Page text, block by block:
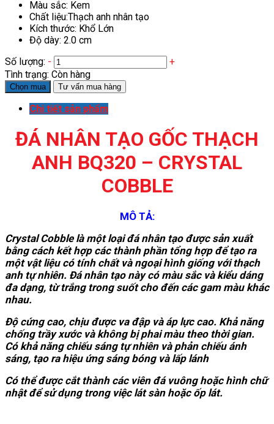
Màu sắc: Kem
Chất liệu:Thạch anh nhân tạo
Kích thước: Khổ Lớn
Độ dày: 2.0 cm
Số lượng: -
+
Tình trạng: Còn hàng
Chọn mua Tư vấn mua hàng
Chi tiết sản phẩm
ĐÁ NHÂN TẠO GỐC THẠCH
ANH BQ320 – CRYSTAL
COBBLE
MÔ TẢ:
Crystal Cobble là một loại đá nhân tạo được sản xuất
bằng cách kết hợp các thành phần tổng hợp để tạo ra
một vật liệu có tính chất và ngoại hình giống với thạch
anh tự nhiên. Đá nhân tạo này có màu sắc và kiểu dáng
đa dạng, từ trắng trong suốt cho đến các gam màu khác
nhau.
Độ cứng cao, chịu được va đập và áp lực cao. Khả năng
chống trầy xước và không bị phai màu theo thời gian.
Có khả năng chiếu sáng tự nhiên và phản chiếu ánh
sáng, tạo ra hiệu ứng sáng bóng và lấp lánh
Có thể được cắt thành các viên đá vuông hoặc hình chữ
nhật để sử dụng trong việc lát sàn hoặc ốp lát.